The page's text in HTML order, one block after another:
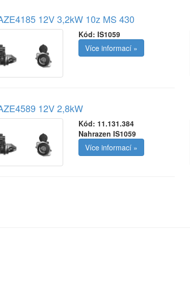
12V 3,2kW 10z MS 430
Kód: IS1059
Více informací »
12V 2,8kW
Kód: 11.131.384
Nahrazen IS1059
Více informací »